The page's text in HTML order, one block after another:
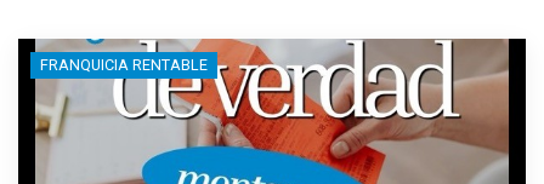
FRANQUICIA RENTABLE